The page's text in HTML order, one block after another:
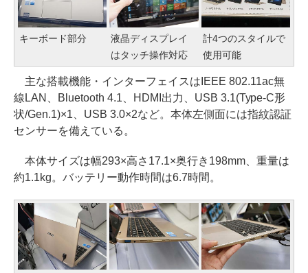
キーボード部分
液晶ディスプレイ
はタッチ操作対応
計4つのスタイルで
使用可能
主な搭載機能・インターフェイスはIEEE 802.11ac無
線LAN、Bluetooth 4.1、HDMI出力、USB 3.1(Type-C形
状/Gen.1)×1、USB 3.0×2など。本体左側面には指紋認証
センサーを備えている。
本体サイズは幅293×高さ17.1×奥行き198mm、重量は
約1.1kg。バッテリー動作時間は6.7時間。